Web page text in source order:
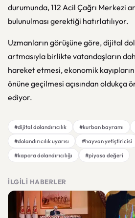
durumunda, 112 Acil Çağrı Merkezi
bulunulması gerektiği hatırlatılıyor.
Uzmanların görüşüne göre, dijital
artmasıyla birlikte vatandaşların
hareket etmesi, ekonomik
önüne geçilmesi açısından oldukça
ediyor.
#dijital dolandırıcılık #kurban bayramı
#dolandırıcılık uyarısı
#hayvan yetiştiricisi
#kapora dolandırıcılığı
#piyasa değeri
İLGILI HABERLER